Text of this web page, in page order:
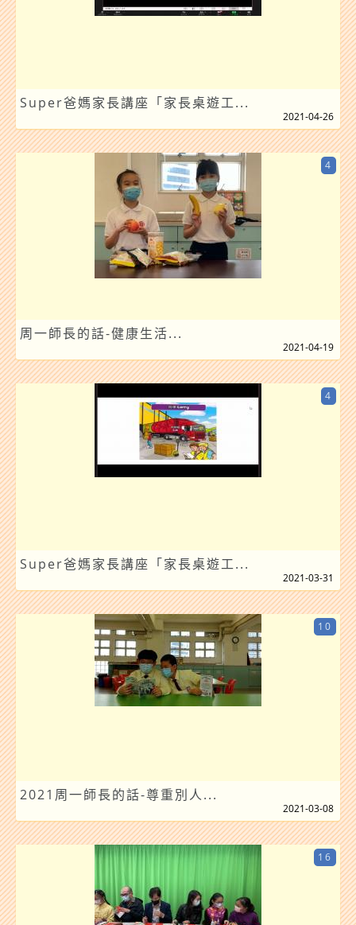
Super爸媽家長講座「家長桌遊工...
2021-04-26
周一師長的話-健康生活...
4
2021-04-19
Super爸媽家長講座「家長桌遊工...
4
2021-03-31
2021周一師長的話-尊重別人...
10
2021-03-08
16